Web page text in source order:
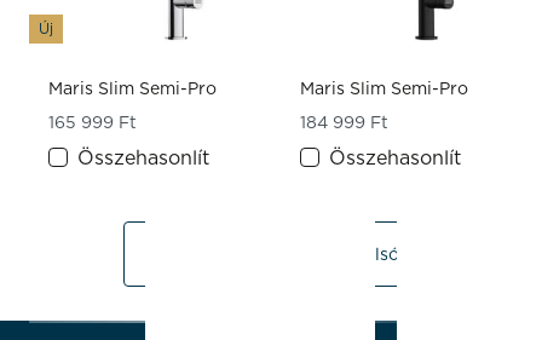
Új
Maris Slim Semi-Pro
165 999 Ft
Összehasonlít
Maris Slim Semi-Pro
184 999 Ft
Összehasonlít
Utolsó